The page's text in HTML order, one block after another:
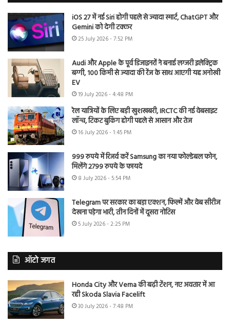
iOS 27 में नई Siri होगी पहले से ज्यादा स्मार्ट, ChatGPT और
Gemini को देगी टक्कर
25 July 2026 - 7:52 PM
Audi और Apple के पूर्व डिजाइनरों ने बनाई लग्जरी इलेक्ट्रिक
बग्गी, 100 किमी से ज्यादा की रेंज के साथ आएगी यह अनोखी
EV
19 July 2026 - 4:48 PM
रेल यात्रियों के लिए बड़ी खुशखबरी, IRCTC की नई वेबसाइट
लॉन्च, टिकट बुकिंग होगी पहले से आसान और तेज
16 July 2026 - 1:45 PM
999 रुपये में रिजर्व करें Samsung का नया फोल्डेबल फोन,
मिलेंगे 2799 रुपये के फायदे
8 July 2026 - 5:54 PM
Telegram पर सरकार का बड़ा एक्शन, फिल्में और वेब सीरीज
देखना पड़ेगा भारी, तीन दिनों में दूसरा नोटिस
5 July 2026 - 2:25 PM
ऑटो जगत
Honda City और Verna की बढ़ी टेंशन, नए अवतार में आ
रही Skoda Slavia Facelift
30 July 2026 - 7:48 PM